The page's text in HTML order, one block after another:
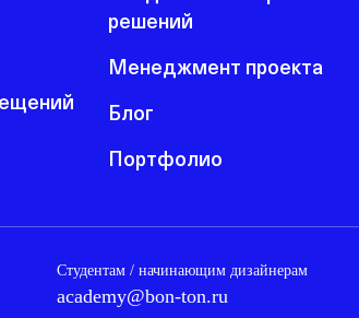
решений
Менеджмент проекта
Блог
Портфолио
Студентам / начинающим дизайнерам
academy@bon-ton.ru